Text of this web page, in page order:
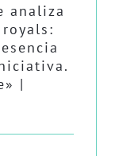
analiza
|